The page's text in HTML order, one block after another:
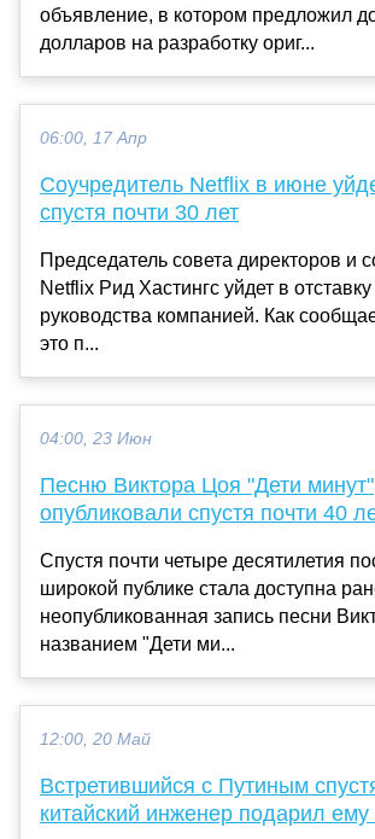
объявление, в котором предложил
долларов на разработку ориг...
06:00, 17 Апр
Соучредитель Netflix в июне
спустя почти 30 лет
Председатель совета директоров и
Netflix Рид Хастингс уйдет в
руководства компанией. Как
это п...
04:00, 23 Июн
Песню Виктора Цоя "Дети минут"
опубликовали спустя почти 40
Спустя почти четыре десятилетия
широкой публике стала доступна
неопубликованная запись песни
названием "Дети ми...
12:00, 20 Май
Встретившийся с Путиным
китайский инженер подарил